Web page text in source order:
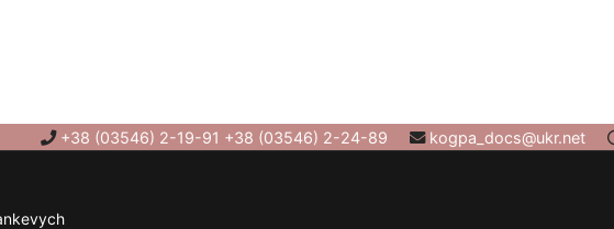
+38 (03546) 2-19-91 +38 (03546) 2-24-89 kogpa_docs@ukr.net